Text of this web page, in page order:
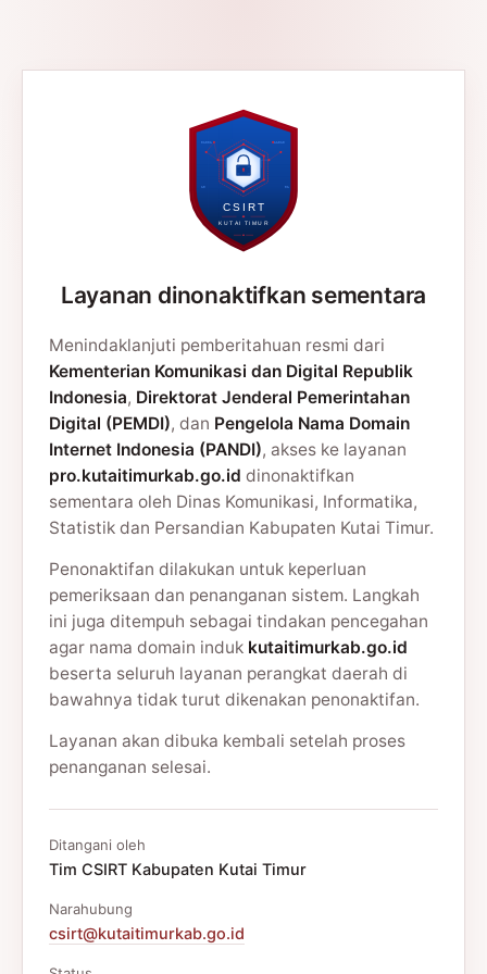
Layanan dinonaktifkan sementara
Menindaklanjuti pemberitahuan resmi dari
Kementerian Komunikasi dan Digital Republik
Indonesia, Direktorat Jenderal Pemerintahan
Digital (PEMDI), dan Pengelola Nama Domain
Internet Indonesia (PANDI), akses ke layanan
pro.kutaitimurkab.go.id dinonaktifkan
sementara oleh Dinas Komunikasi, Informatika,
Statistik dan Persandian Kabupaten Kutai Timur.
Penonaktifan dilakukan untuk keperluan
pemeriksaan dan penanganan sistem. Langkah
ini juga ditempuh sebagai tindakan pencegahan
agar nama domain induk kutaitimurkab.go.id
beserta seluruh layanan perangkat daerah di
bawahnya tidak turut dikenakan penonaktifan.
Layanan akan dibuka kembali setelah proses
penanganan selesai.
Ditangani oleh
Tim CSIRT Kabupaten Kutai Timur
Narahubung
csirt@kutaitimurkab.go.id